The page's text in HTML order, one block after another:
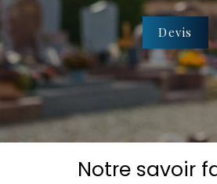
Devis
Notre savoir